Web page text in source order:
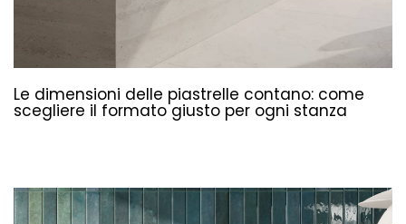
Le dimensioni delle piastrelle contano: come
scegliere il formato giusto per ogni stanza